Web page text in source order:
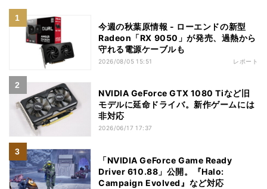
今週の秋葉原情報 - ローエンドの新型
Radeon「RX 9050」が発売、過熱から
守れる電源ケーブルも
2026/08/05 15:51 レポート
NVIDIA GeForce GTX 1080 Tiなど旧
モデルに延命ドライバ。新作ゲームには
非対応
2026/06/17 17:37
「NVIDIA GeForce Game Ready
Driver 610.88」公開。『Halo:
Campaign Evolved』など対応